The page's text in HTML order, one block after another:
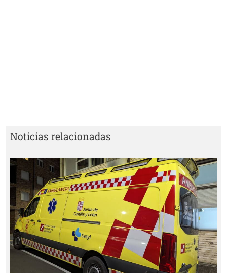
Noticias relacionadas